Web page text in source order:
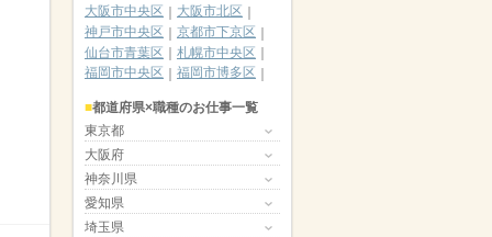
大阪市中央区
大阪市北区
神戸市中央区
京都市下京区
仙台市青葉区
札幌市中央区
福岡市中央区
福岡市博多区
都道府県×職種のお仕事一覧
東京都
大阪府
神奈川県
愛知県
埼玉県